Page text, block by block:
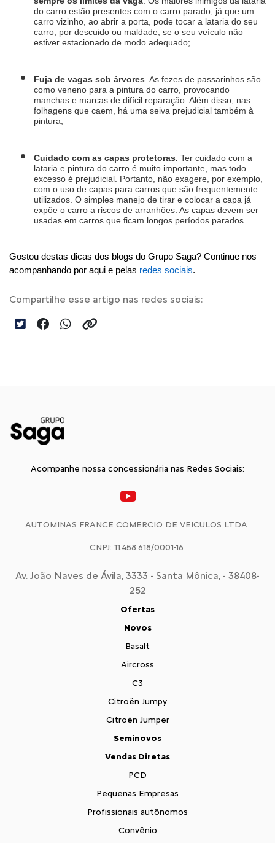
do carro estão presentes com o carro parado, já que um
carro vizinho, ao abrir a porta, pode tocar a lataria do seu
carro, por descuido ou maldade, se o seu veículo não
estiver estacionado de modo adequado;
Fuja de vagas sob árvores . As fezes de passarinhos são
como veneno para a pintura do carro, provocando
manchas e marcas de difícil reparação. Além disso, nas
folhagens que caem, há uma seiva prejudicial também à
pintura;
Cuidado com as capas protetoras. Ter cuidado com a
lataria e pintura do carro é muito importante, mas todo
excesso é prejudicial. Portanto, não exagere, por exemplo,
com o uso de capas para carros que são frequentemente
utilizados. O simples manejo de tirar e colocar a capa já
expõe o carro a riscos de arranhões. As capas devem ser
usadas em carros que ficam longos períodos parados.
Gostou destas dicas dos blogs do Grupo Saga? Continue nos
acompanhando por aqui e pelas redes sociais.
Compartilhe esse artigo nas redes sociais:
Acompanhe nossa concessionária nas Redes Sociais:
AUTOMINAS FRANCE COMERCIO DE VEICULOS LTDA
CNPJ: 11.458.618/0001-16
Av. João Naves de Ávila, 3333 - Santa Mônica, - 38408-
252
Ofertas
Novos
Basalt
Aircross
C3
Citroën Jumpy
Citroën Jumper
Seminovos
Vendas Diretas
PCD
Pequenas Empresas
Profissionais autônomos
Convênio